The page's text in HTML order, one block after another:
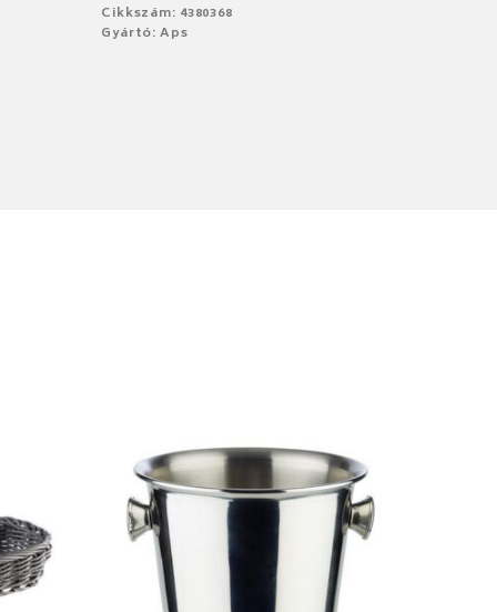
Cikkszám: 4380368
Gyártó: Aps